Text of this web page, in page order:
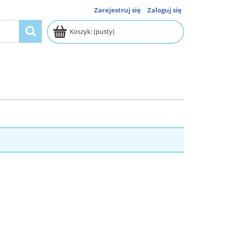
Zarejestruj się Zaloguj się
Koszyk:(pusty)